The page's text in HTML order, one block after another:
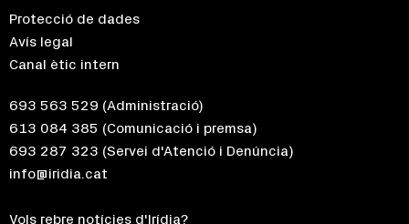
Protecció de dades
Avís legal
Canal ètic intern
693 563 529 (Administració)
613 084 385 (Comunicació i premsa)
693 287 323 (Servei d'Atenció i Denúncia)
info@iridia.cat
Vols rebre notícies d'Irídia?